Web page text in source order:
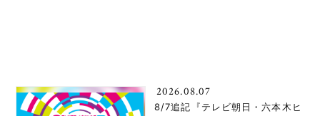
2026.08.07
8/7追記『テレビ朝日・六本木ヒ